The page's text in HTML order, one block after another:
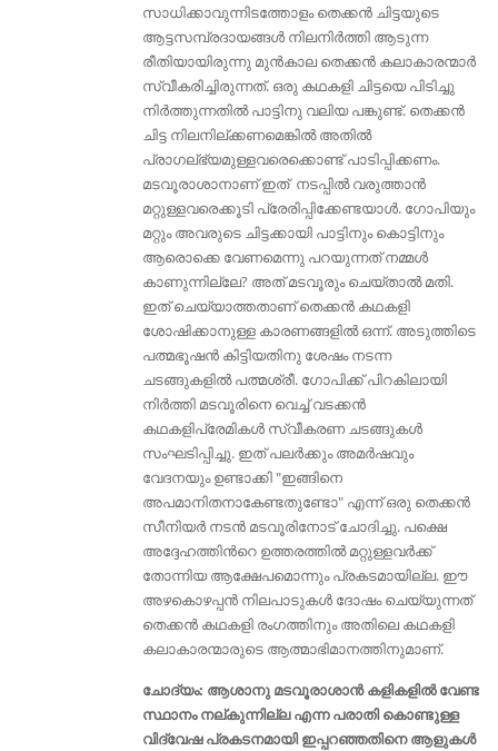
സാധിക്കാവുന്നിടത്തോളം തെക്കൻ ചിട്ടയുടെ
ആട്ടസമ്പ്രദായങ്ങൾ നിലനിർത്തി ആടുന്ന
രീതിയായിരുന്നു മുൻകാല തെക്കൻ കലാകാരന്മാർ
സ്വീകരിച്ചിരുന്നത്. ഒരു കഥകളി ചിട്ടയെ പിടിച്ചു
നിർത്തുന്നതിൽ പാട്ടിനു വലിയ പങ്കുണ്ട്. തെക്കൻ
ചിട്ട നിലനില്ക്കണമെങ്കിൽ അതിൽ
പ്രാഗല്ഭ്യമുള്ളവരെക്കൊണ്ട് പാടിപ്പിക്കണം.
മടവൂരാശാനാണ് ഇത് നടപ്പിൽ വരുത്താൻ
മറ്റുള്ളവരെക്കൂടി പ്രേരിപ്പിക്കേണ്ടയാൾ. ഗോപിയും
മറ്റും അവരുടെ ചിട്ടക്കായി പാട്ടിനും കൊട്ടിനും
ആരൊക്കെ വേണമെന്നു പറയുന്നത്‌ നമ്മൾ
കാണുന്നില്ലേ? അത് മടവൂരും ചെയ്‌താൽ മതി.
ഇത് ചെയ്യാത്തതാണ്‌ തെക്കൻ കഥകളി
ശോഷിക്കാനുള്ള കാരണങ്ങളിൽ ഒന്ന്. അടുത്തിടെ
പത്മഭൂഷന്‍ കിട്ടിയതിനു ശേഷം നടന്ന
ചടങ്ങുകളില്‍ പത്മശ്രീ. ഗോപിക്ക് പിറകിലായി
നിര്‍ത്തി മടവൂരിനെ വെച്ച് വടക്കന്‍
കഥകളിപ്രേമികൾ സ്വീകരണ ചടങ്ങുകള്‍
സംഘടിപ്പിച്ചു. ഇത് പലർക്കും അമർഷവും
വേദനയും ഉണ്ടാക്കി "ഇങ്ങിനെ
അപമാനിതനാകേണ്ടതുണ്ടോ" എന്ന്‌ ഒരു തെക്കന്‍
സീനിയര്‍ നടന്‍ മടവൂരിനോട് ചോദിച്ചു. പക്ഷെ
അദ്ദേഹത്തിൻറെ ഉത്തരത്തിൽ മറ്റുള്ളവർക്ക്
തോന്നിയ ആക്ഷേപമൊന്നും പ്രകടമായില്ല. ഈ
അഴകൊഴപ്പൻ നിലപാടുകൾ ദോഷം ചെയ്യുന്നത്
തെക്കൻ കഥകളി രംഗത്തിനും അതിലെ കഥകളി
കലാകാരന്മാരുടെ ആത്മാഭിമാനത്തിനുമാണ്.
ചോദ്യം: ആശാനു മടവൂരാശാൻ കളികളിൽ വേണ്ട
സ്ഥാനം നല്കുന്നില്ല എന്ന പരാതി കൊണ്ടുള്ള
വിദ്വേഷ പ്രകടനമായി ഇപ്പറഞ്ഞതിനെ ആളുകൾ